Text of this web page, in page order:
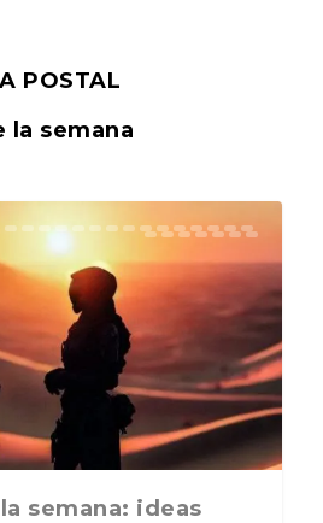
POSTAL
la semana
semana: ideas